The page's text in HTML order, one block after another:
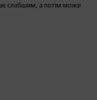
слабшим, а потім може